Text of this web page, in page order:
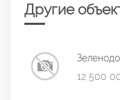
Другие
12 500